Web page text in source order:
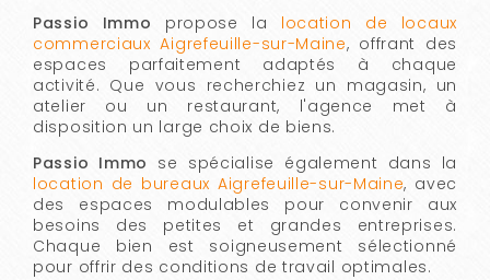
Passio Immo propose la location de locaux
commerciaux Aigrefeuille-sur-Maine, offrant des
espaces parfaitement adaptés à chaque
activité. Que vous recherchiez un magasin, un
atelier ou un restaurant, l'agence met à
disposition un large choix de biens.
Passio Immo se spécialise également dans la
location de bureaux Aigrefeuille-sur-Maine, avec
des espaces modulables pour convenir aux
besoins des petites et grandes entreprises.
Chaque bien est soigneusement sélectionné
pour offrir des conditions de travail optimales.